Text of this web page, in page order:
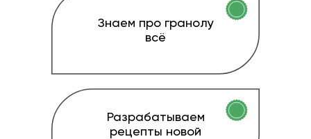
Знаем про гранолу
всё
Разрабатываем
рецепты новой